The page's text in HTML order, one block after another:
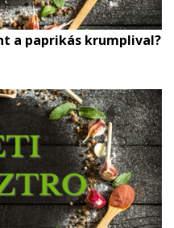
a paprikás krumplival?